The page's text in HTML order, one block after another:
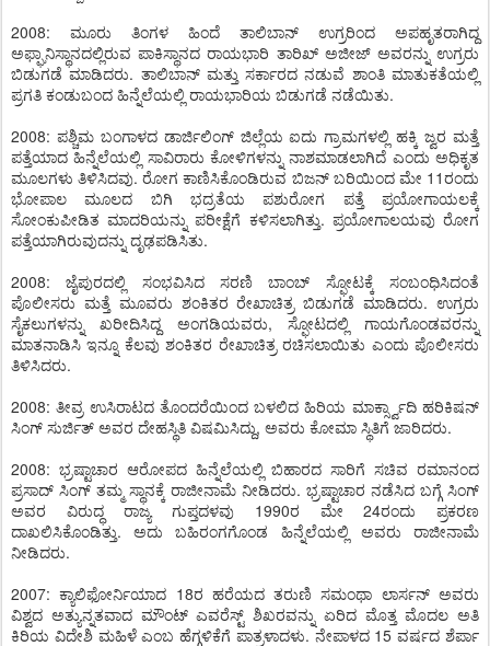
2008: ಮೂರು ತಿಂಗಳ ಹಿಂದೆ ತಾಲಿಬಾನ್ ಉಗ್ರರಿಂದ ಅಪಹೃತರಾಗಿದ್ದ
ಅಫ್ಘಾನಿಸ್ಥಾನದಲ್ಲಿರುವ ಪಾಕಿಸ್ಥಾನದ ರಾಯಭಾರಿ ತಾರಿಖ್ ಅಜೀಜ್ ಅವರನ್ನು ಉಗ್ರರು
ಬಿಡುಗಡೆ ಮಾಡಿದರು. ತಾಲಿಬಾನ್ ಮತ್ತು ಸರ್ಕಾರದ ನಡುವೆ ಶಾಂತಿ ಮಾತುಕತೆಯಲ್ಲಿ
ಪ್ರಗತಿ ಕಂಡುಬಂದ ಹಿನ್ನೆಲೆಯಲ್ಲಿ ರಾಯಭಾರಿಯ ಬಿಡುಗಡೆ ನಡೆಯಿತು.
2008: ಪಶ್ಚಿಮ ಬಂಗಾಳದ ಡಾರ್ಜಿಲಿಂಗ್ ಜಿಲ್ಲೆಯ ಐದು ಗ್ರಾಮಗಳಲ್ಲಿ ಹಕ್ಕಿ ಜ್ವರ ಮತ್ತೆ
ಪತ್ತೆಯಾದ ಹಿನ್ನೆಲೆಯಲ್ಲಿ ಸಾವಿರಾರು ಕೋಳಿಗಳನ್ನು ನಾಶಮಾಡಲಾಗಿದೆ ಎಂದು ಅಧಿಕೃತ
ಮೂಲಗಳು ತಿಳಿಸಿದವು. ರೋಗ ಕಾಣಿಸಿಕೊಂಡಿರುವ ಬಿಜನ್ ಬರಿಯಿಂದ ಮೇ 11ರಂದು
ಭೋಪಾಲ ಮೂಲದ ಬಿಗಿ ಭದ್ರತೆಯ ಪಶುರೋಗ ಪತ್ತೆ ಪ್ರಯೋಗಾಯಲಕ್ಕೆ
ಸೋಂಕುಪೀಡಿತ ಮಾದರಿಯನ್ನು ಪರೀಕ್ಷೆಗೆ ಕಳಿಸಲಾಗಿತ್ತು. ಪ್ರಯೋಗಾಲಯವು ರೋಗ
ಪತ್ತೆಯಾಗಿರುವುದನ್ನು ದೃಢಪಡಿಸಿತು.
2008: ಜೈಪುರದಲ್ಲಿ ಸಂಭವಿಸಿದ ಸರಣಿ ಬಾಂಬ್ ಸ್ಫೋಟಕ್ಕೆ ಸಂಬಂಧಿಸಿದಂತೆ
ಪೊಲೀಸರು ಮತ್ತೆ ಮೂವರು ಶಂಕಿತರ ರೇಖಾಚಿತ್ರ ಬಿಡುಗಡೆ ಮಾಡಿದರು. ಉಗ್ರರು
ಸೈಕಲುಗಳನ್ನು ಖರೀದಿಸಿದ್ದ ಅಂಗಡಿಯವರು, ಸ್ಫೋಟದಲ್ಲಿ ಗಾಯಗೊಂಡವರನ್ನು
ಮಾತನಾಡಿಸಿ ಇನ್ನೂ ಕೆಲವು ಶಂಕಿತರ ರೇಖಾಚಿತ್ರ ರಚಿಸಲಾಯಿತು ಎಂದು ಪೊಲೀಸರು
ತಿಳಿಸಿದರು.
2008: ತೀವ್ರ ಉಸಿರಾಟದ ತೊಂದರೆಯಿಂದ ಬಳಲಿದ ಹಿರಿಯ ಮಾರ್ಕ್ಸ್ವಾದಿ ಹರಿಕಿಷನ್
ಸಿಂಗ್ ಸುರ್ಜಿತ್ ಅವರ ದೇಹಸ್ಥಿತಿ ವಿಷಮಿಸಿದ್ದು, ಅವರು ಕೋಮಾ ಸ್ಥಿತಿಗೆ ಜಾರಿದರು.
2008: ಭ್ರಷ್ಟಾಚಾರ ಆರೋಪದ ಹಿನ್ನೆಲೆಯಲ್ಲಿ ಬಿಹಾರದ ಸಾರಿಗೆ ಸಚಿವ ರಮಾನಂದ
ಪ್ರಸಾದ್ ಸಿಂಗ್ ತಮ್ಮ ಸ್ಥಾನಕ್ಕೆ ರಾಜೀನಾಮೆ ನೀಡಿದರು. ಭ್ರಷ್ಟಾಚಾರ ನಡೆಸಿದ ಬಗ್ಗೆ ಸಿಂಗ್
ಅವರ ವಿರುದ್ಧ ರಾಜ್ಯ ಗುಪ್ತದಳವು 1990ರ ಮೇ 24ರಂದು ಪ್ರಕರಣ
ದಾಖಲಿಸಿಕೊಂಡಿತ್ತು. ಅದು ಬಹಿರಂಗಗೊಂಡ ಹಿನ್ನೆಲೆಯಲ್ಲಿ ಅವರು ರಾಜೀನಾಮೆ
ನೀಡಿದರು.
2007: ಕ್ಯಾಲಿಫೋರ್ನಿಯಾದ 18ರ ಹರೆಯದ ತರುಣಿ ಸಮಂಥಾ ಲಾರ್ಸನ್ ಅವರು
ವಿಶ್ವದ ಅತ್ಯುನ್ನತವಾದ ಮೌಂಟ್ ಎವರೆಸ್ಟ್ ಶಿಖರವನ್ನು ಏರಿದ ಮೊತ್ತ ಮೊದಲ ಅತಿ
ಕಿರಿಯ ವಿದೇಶಿ ಮಹಿಳೆ ಎಂಬ ಹೆಗ್ಗಳಿಕೆಗೆ ಪಾತ್ರಳಾದಳು. ನೇಪಾಳದ 15 ವರ್ಷದ ಶೆರ್ಪಾ